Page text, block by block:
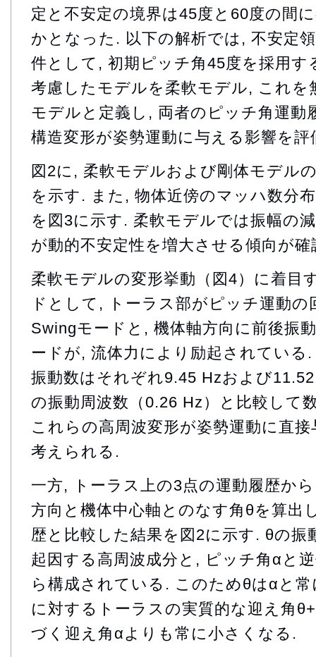
定と不安定の境界は45度と60度の間
かとなった. 以下の解析では, 不安定
件として, 初期ピッチ角45度を採用す
考慮したモデルを柔軟モデル, これを
モデルと定義し, 両者のピッチ角運動
構造変形が姿勢運動に与える影響を評
図2に, 柔軟モデルおよび剛体モデル
を示す. また, 物体近傍のマッハ数分
を図3に示す. 柔軟モデルでは振幅の
が動的不安定性を増大させる傾向が
柔軟モデルの変形挙動（図4）に着目
ドとして, トーラス部がピッチ運動
Swingモードと, 機体軸方向に前後振
ードが, 流体力により励起されてい
振動数はそれぞれ9.45 Hzおよび
の振動周波数（0.26 Hz）と比較して
これらの高周波変形が姿勢運動に直
考えられる.
一方, トーラス上の3点の運動履歴か
方向と機体中心軸とのなす角θを算出
歴と比較した結果を図2に示す. θの振
起因する高周波成分と, ピッチ角αと
ら構成されている. このためθはαと
に対するトーラスの実質的な迎え角
づく迎え角αよりも常に小さくなる.